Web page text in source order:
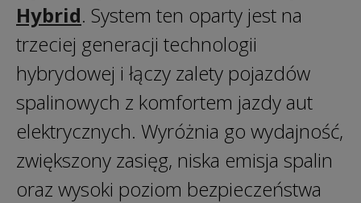
Hybrid. System ten oparty jest na
trzeciej generacji technologii
hybrydowej i łączy zalety pojazdów
spalinowych z komfortem jazdy aut
elektrycznych. Wyróżnia go wydajność,
zwiększony zasięg, niska emisja spalin
oraz wysoki poziom bezpieczeństwa